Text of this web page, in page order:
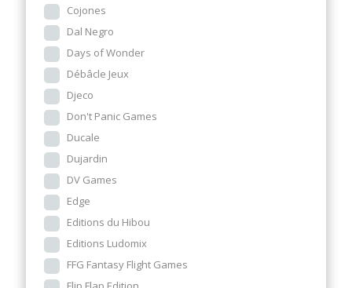
Cojones
Dal Negro
Days of Wonder
Débâcle Jeux
Djeco
Don't Panic Games
Ducale
Dujardin
DV Games
Edge
Editions du Hibou
Editions Ludomix
FFG Fantasy Flight Games